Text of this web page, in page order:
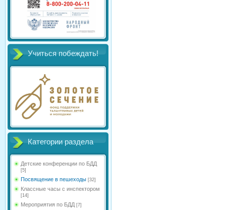
Учиться побеждать!
Категории раздела
Детские конференции по БДД
[5]
Посвящение в пешеходы [32]
Классные часы с инспектором
[14]
Мероприятия по БДД [7]